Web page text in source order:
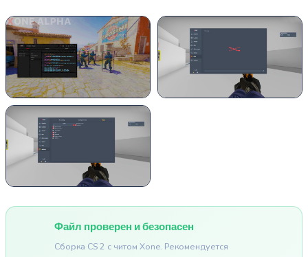
Файл проверен и безопасен
Сборка CS 2 с читом Xone. Рекомендуется